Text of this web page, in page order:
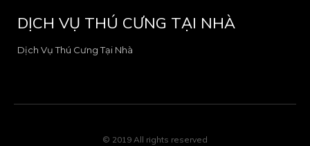
DỊCH VỤ THÚ CƯNG TẠI NHÀ
Dịch Vụ Thú Cưng Tại Nhà
© 2019 All rights reserved